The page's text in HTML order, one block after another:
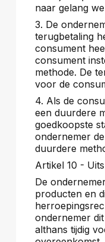
naar gelang
3. De
terugbetaling
consument
consument
methode. De
voor de
4. Als de
een duurdere
goedkoopste
ondernemer
duurdere
Artikel 10 -
De
producten en
ondernemer
althans tijdig